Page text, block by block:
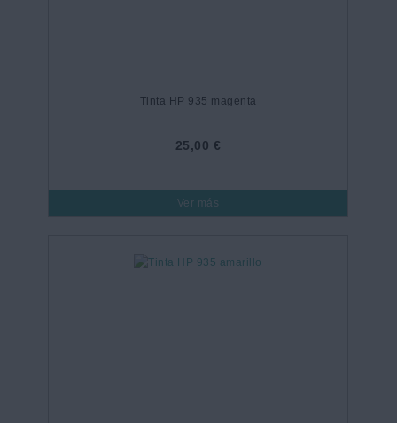
Tinta HP 935 magenta
25,00 €
Ver más